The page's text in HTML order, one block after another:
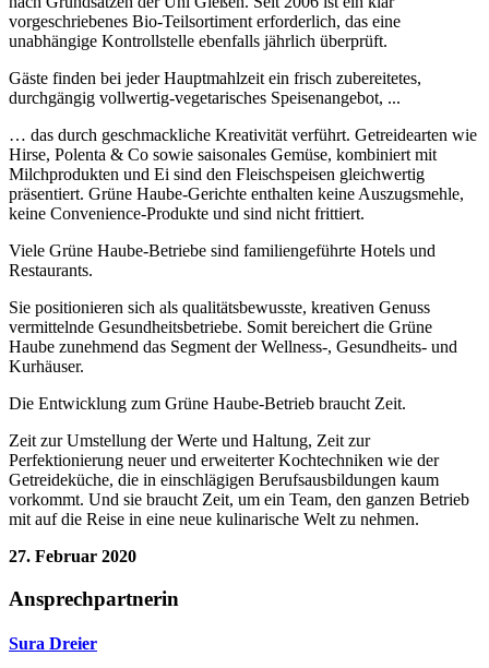
vorgeschriebenes Bio-Teilsortiment erforderlich, das eine
unabhängige Kontrollstelle ebenfalls jährlich überprüft.
Gäste finden bei jeder Hauptmahlzeit ein frisch zubereitetes,
durchgängig vollwertig-vegetarisches Speisenangebot, ...
… das durch geschmackliche Kreativität verführt. Getreidearten wie
Hirse, Polenta & Co sowie saisonales Gemüse, kombiniert mit
Milchprodukten und Ei sind den Fleischspeisen gleichwertig
präsentiert. Grüne Haube-Gerichte enthalten keine Auszugsmehle,
keine Convenience-Produkte und sind nicht frittiert.
Viele Grüne Haube-Betriebe sind familiengeführte Hotels und
Restaurants.
Sie positionieren sich als qualitätsbewusste, kreativen Genuss
vermittelnde Gesundheitsbetriebe. Somit bereichert die Grüne
Haube zunehmend das Segment der Wellness-, Gesundheits- und
Kurhäuser.
Die Entwicklung zum Grüne Haube-Betrieb braucht Zeit.
Zeit zur Umstellung der Werte und Haltung, Zeit zur
Perfektionierung neuer und erweiterter Kochtechniken wie der
Getreideküche, die in einschlägigen Berufsausbildungen kaum
vorkommt. Und sie braucht Zeit, um ein Team, den ganzen Betrieb
mit auf die Reise in eine neue kulinarische Welt zu nehmen.
27. Februar 2020
Ansprechpartnerin
Sura Dreier